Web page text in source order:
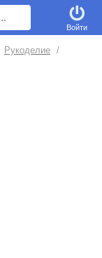
Войти
Рукоделие /